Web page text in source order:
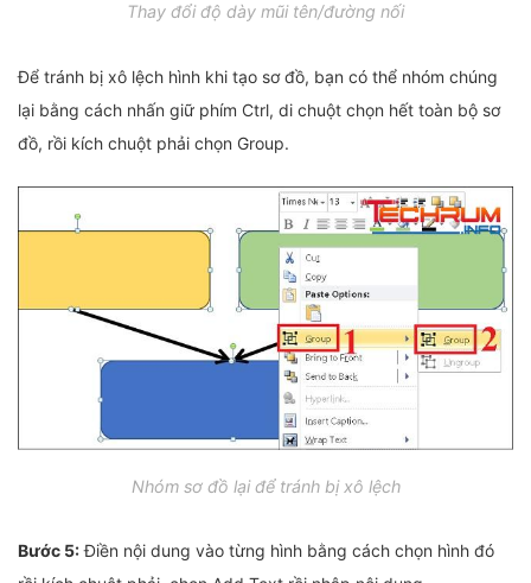
Thay đổi độ dày mũi tên/đường nối
Để tránh bị xô lệch hình khi tạo sơ đồ, bạn có thể nhóm chúng
lại bằng cách nhấn giữ phím Ctrl, di chuột chọn hết toàn bộ sơ
đồ, rồi kích chuột phải chọn Group.
Nhóm sơ đồ lại để tránh bị xô lệch
Bước 5:Điền nội dung vào từng hình bằng cách chọn hình đó